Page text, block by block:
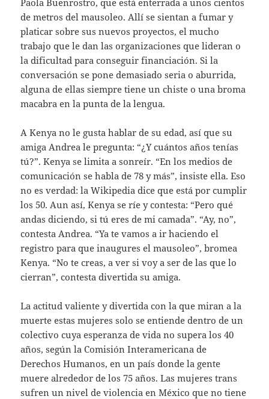
de metros del mausoleo. Allí se sientan a fumar y
platicar sobre sus nuevos proyectos, el mucho
trabajo que le dan las organizaciones que lideran o
la dificultad para conseguir financiación. Si la
conversación se pone demasiado seria o aburrida,
alguna de ellas siempre tiene un chiste o una broma
macabra en la punta de la lengua.
A Kenya no le gusta hablar de su edad, así que su
amiga Andrea le pregunta: “¿Y cuántos años tenías
tú?”. Kenya se limita a sonreír. “En los medios de
comunicación se habla de 78 y más”, insiste ella. Eso
no es verdad: la Wikipedia dice que está por cumplir
los 50. Aun así, Kenya se ríe y contesta: “Pero qué
andas diciendo, si tú eres de mi camada”. “Ay, no”,
contesta Andrea. “Ya te vamos a ir haciendo el
registro para que inaugures el mausoleo”, bromea
Kenya. “No te creas, a ver si voy a ser de las que lo
cierran”, contesta divertida su amiga.
La actitud valiente y divertida con la que miran a la
muerte estas mujeres solo se entiende dentro de un
colectivo cuya esperanza de vida no supera los 40
años, según la Comisión Interamericana de
Derechos Humanos, en un país donde la gente
muere alrededor de los 75 años. Las mujeres trans
sufren un nivel de violencia en México que no tiene